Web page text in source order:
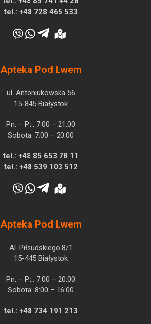
tel.: +48 728 465 533
Apteka Pod Lwem
ul. Antoniukowska 56
15-845 Białystok
Pn. – Pt.: 7:00 – 21:00
Sobota: 7:00 – 20:00
tel.: +48 85 653 78 11
tel.: +48 539 103 512
Apteka Pod Lwem
Al. Piłsudskiego 8/1
15-445 Białystok
Pn. – Pt.: 7:00 – 20:00
Sobota: 8:00 – 16:00
tel.: +48 734 191 213